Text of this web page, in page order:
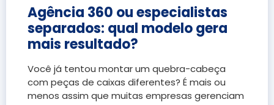
Agência 360 ou especialistas
separados: qual modelo gera
mais resultado?
Você já tentou montar um quebra-cabeça
com peças de caixas diferentes? É mais ou
menos assim que muitas empresas gerenciam